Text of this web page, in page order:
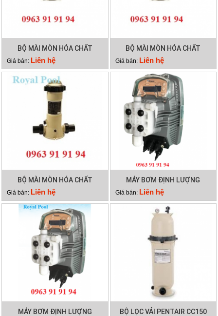
BỘ MÀI MÒN HÓA CHẤT
EMAUX CLL-75
Giá bán: Liên hệ
BỘ MÀI MÒN HÓA CHẤT
EMAUX CLL-50
Giá bán: Liên hệ
BỘ MÀI MÒN HÓA CHẤT
EMAUX CL-02
Giá bán: Liên hệ
MÁY BƠM ĐỊNH LƯỢNG
EMAUX CTRL7-ORP
Giá bán: Liên hệ
MÁY BƠM ĐỊNH LƯỢNG
BỘ LỌC VẢI PENTAIR CC150